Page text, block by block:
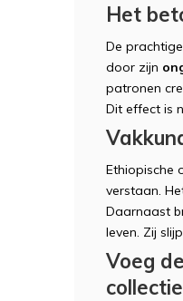
Het
De
door zijn
patronen
Dit effect is
Ethiopische
verstaan.
Daarnaast
leven. Zij
Voeg
collectie